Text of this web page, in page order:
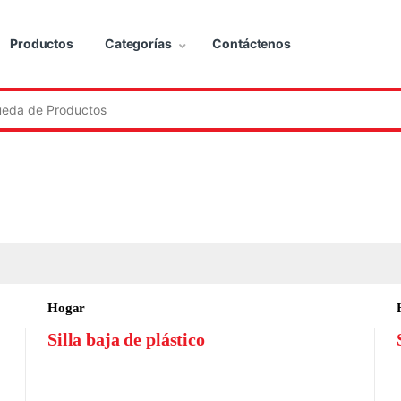
Productos Categorías Contáctenos
Hogar
Silla baja de plástico